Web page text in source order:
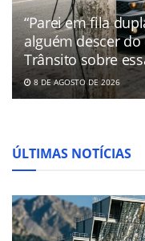
“Parei em fila
alguém descer do
Trânsito sobre
8 DE AGOSTO DE 2026
ÚLTIMAS NOTÍCIAS